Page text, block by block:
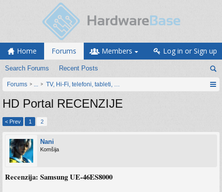
Home Forums
Search Forums Recent Posts
Members Log in or Sign up
Forums ... TV, Hi-Fi, telefoni, tableti, satovi, IoT oprema
HD Portal RECENZIJE
< Prev 1 2
Nani
Komšija
Recenzija: Samsung UE-46ES8000